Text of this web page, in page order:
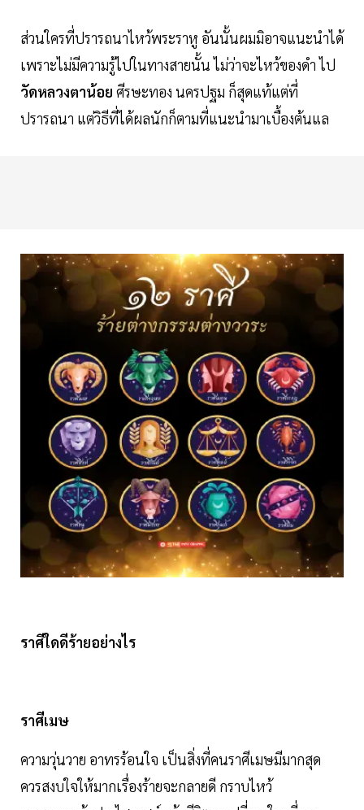
ส่วนใครที่ปรารถนาไหว้พระราหู อันนั้นผมมิอาจแนะนำได้
เพราะไม่มีความรู้ไปในทางสายนั้น ไม่ว่าจะไหว้ของดำ ไป
วัดหลวงตาน้อย ศีรษะทอง นครปฐม ก็สุดแท้แต่ที่
ปรารถนา แต่วิธีที่ได้ผลนักก็ตามที่แนะนำมาเบื้องต้นแล
ราศีใดดีร้ายอย่างไร
ราศีเมษ
ความวุ่นวาย อาทรร้อนใจ เป็นสิ่งที่คนราศีเมษมีมากสุด
ควรสงบใจให้มากเรื่องร้ายจะกลายดี กราบไหว้